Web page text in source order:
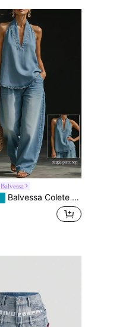
Balvessa
Balvessa Colete feminino de ganga casual solto com gola xale